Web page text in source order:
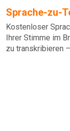
Sprache-zu-
Kostenloser
Ihrer Stimme im
zu transkribieren